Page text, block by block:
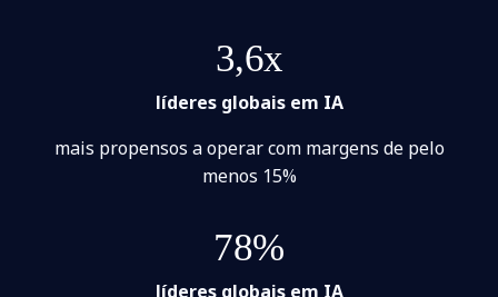
3,6x
líderes globais em IA
mais propensos a operar com margens de pelo
menos 15%
78%
líderes globais em IA